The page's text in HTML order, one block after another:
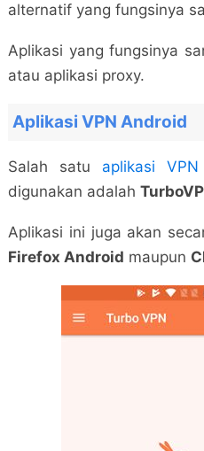
alternatif yang fungsinya
Aplikasi yang fungsinya
atau aplikasi proxy.
Aplikasi VPN Android
Salah satu aplikasi
digunakan adalah
Aplikasi ini juga akan
Firefox Android maupun